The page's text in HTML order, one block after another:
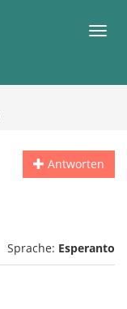
Antworten
Sprache: Esperanto